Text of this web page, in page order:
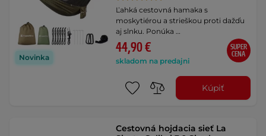
Novinka
Ľahká cestovná hamaka s
moskytiérou a strieškou proti dažďu
aj slnku. Ponúka …
44,90 €
skladom na predajni
SUPER
CENA
Kúpiť
Cestovná hojdacia sieť La